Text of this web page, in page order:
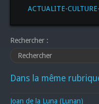
ACTUALITE-
Rechercher :
Dans la même
Joan de la Luna (Lunan)